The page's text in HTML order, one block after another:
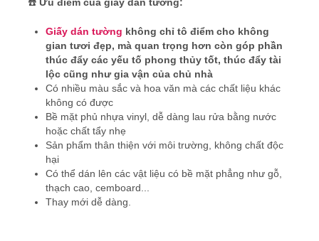
☎️ Ưu điểm của giấy dán tường:
Giấy dán tường không chỉ tô điểm cho không
gian tươi đẹp, mà quan trọng hơn còn góp phần
thúc đẩy các yếu tố phong thủy tốt, thúc đẩy tài
lộc cũng như gia vận của chủ nhà
Có nhiều màu sắc và hoa văn mà các chất liệu khác
không có được
Bề mặt phủ nhựa vinyl, dễ dàng lau rửa bằng nước
hoặc chất tẩy nhẹ
Sản phẩm thân thiện với môi trường, không chất độc
hại
Có thể dán lên các vật liệu có bề mặt phẳng như gỗ,
thạch cao, cemboard...
Thay mới dễ dàng.